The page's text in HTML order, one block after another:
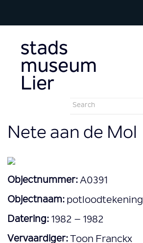
Search
form
Nete aan de Mol
Objectnummer: A0391
Objectnaam: potloodtekening
Datering: 1982 – 1982
Vervaardiger: Toon Franckx